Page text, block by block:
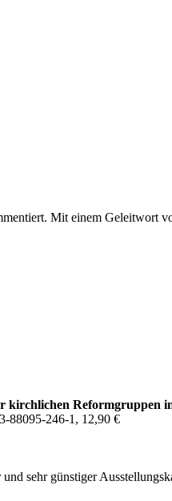
Mit einem Geleitwort
kirchlichen Reformgruppen
88095-246-1, 12,90 €
sehr günstiger